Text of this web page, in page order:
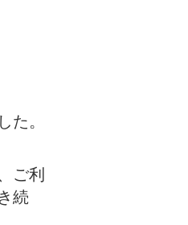
た。
ご利
続